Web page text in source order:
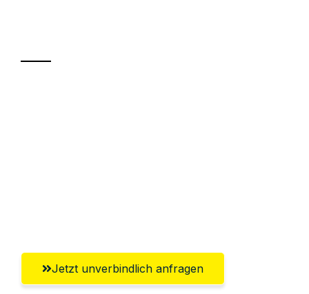
Jetzt unverbindlich anfragen